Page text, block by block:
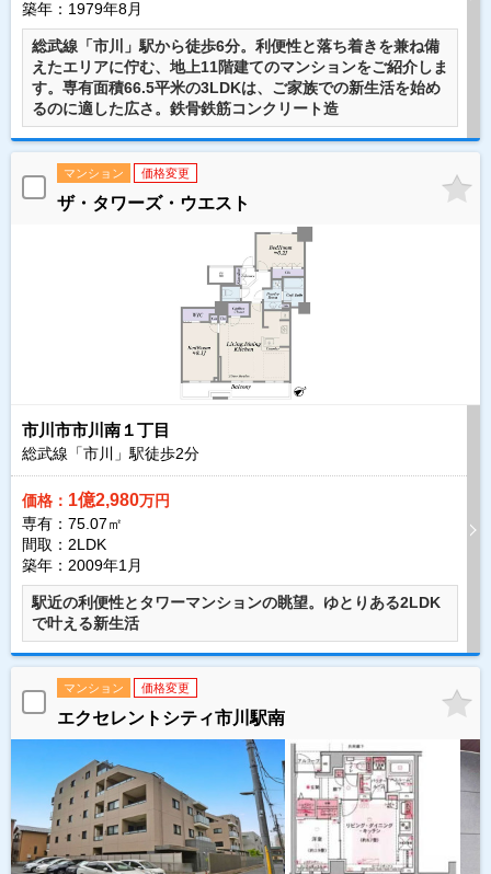
築年：1979年8月
総武線「市川」駅から徒歩6分。利便性と落ち着きを兼ね備
えたエリアに佇む、地上11階建てのマンションをご紹介しま
す。専有面積66.5平米の3LDKは、ご家族での新生活を始め
るのに適した広さ。鉄骨鉄筋コンクリート造
マンション 価格変更
ザ・タワーズ・ウエスト
市川市市川南１丁目
総武線「市川」駅徒歩2分
価格： 1億2,980万円
専有：75.07㎡
間取：2LDK
築年：2009年1月
駅近の利便性とタワーマンションの眺望。ゆとりある2LDK
で叶える新生活
マンション 価格変更
エクセレントシティ市川駅南